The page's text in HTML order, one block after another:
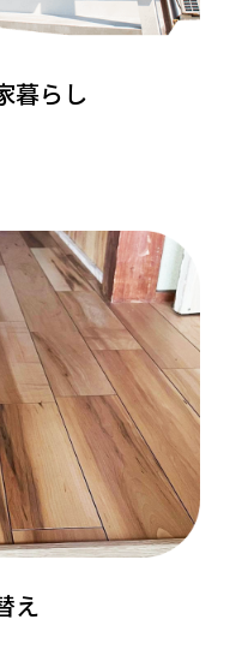
暮らし
え